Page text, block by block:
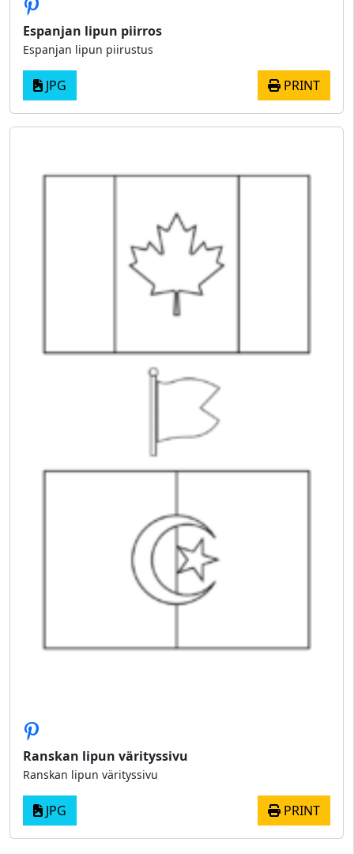
Espanjan lipun piirros
Espanjan lipun piirustus
JPG PRINT
Ranskan lipun värityssivu
Ranskan lipun värityssivu
JPG PRINT